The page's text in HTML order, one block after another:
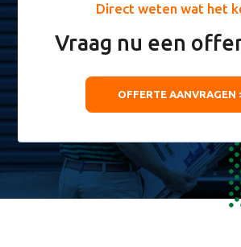
Direct weten wat het
Vraag nu een
OFFERTE AANVRAGEN